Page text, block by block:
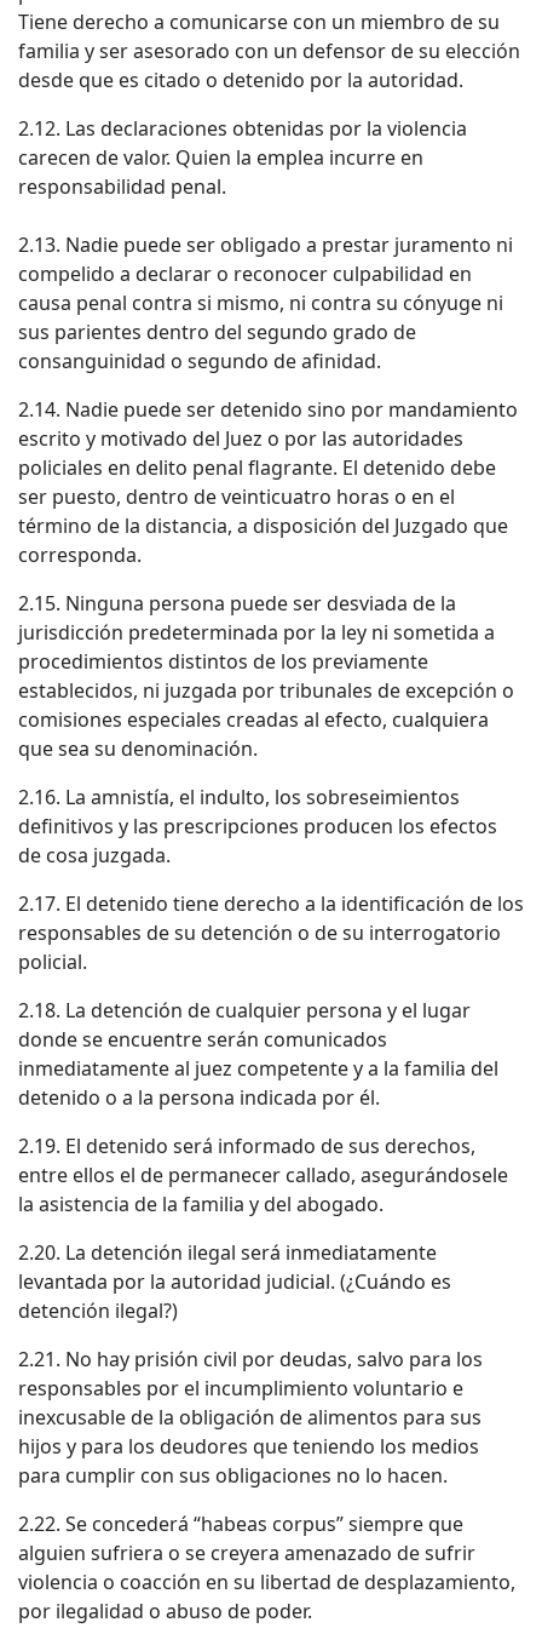
Tiene derecho a comunicarse con un miembro de su
familia y ser asesorado con un defensor de su elección
desde que es citado o detenido por la autoridad.
2.12. Las declaraciones obtenidas por la violencia
carecen de valor. Quien la emplea incurre en
responsabilidad penal.
2.13. Nadie puede ser obligado a prestar juramento ni
compelido a declarar o reconocer culpabilidad en
causa penal contra si mismo, ni contra su cónyuge ni
sus parientes dentro del segundo grado de
consanguinidad o segundo de afinidad.
2.14. Nadie puede ser detenido sino por mandamiento
escrito y motivado del Juez o por las autoridades
policiales en delito penal flagrante. El detenido debe
ser puesto, dentro de veinticuatro horas o en el
término de la distancia, a disposición del Juzgado que
corresponda.
2.15. Ninguna persona puede ser desviada de la
jurisdicción predeterminada por la ley ni sometida a
procedimientos distintos de los previamente
establecidos, ni juzgada por tribunales de excepción o
comisiones especiales creadas al efecto, cualquiera
que sea su denominación.
2.16. La amnistía, el indulto, los sobreseimientos
definitivos y las prescripciones producen los efectos
de cosa juzgada.
2.17. El detenido tiene derecho a la identificación de los
responsables de su detención o de su interrogatorio
policial.
2.18. La detención de cualquier persona y el lugar
donde se encuentre serán comunicados
inmediatamente al juez competente y a la familia del
detenido o a la persona indicada por él.
2.19. El detenido será informado de sus derechos,
entre ellos el de permanecer callado, asegurándosele
la asistencia de la familia y del abogado.
2.20. La detención ilegal será inmediatamente
levantada por la autoridad judicial. (¿Cuándo es
detención ilegal?)
2.21. No hay prisión civil por deudas, salvo para los
responsables por el incumplimiento voluntario e
inexcusable de la obligación de alimentos para sus
hijos y para los deudores que teniendo los medios
para cumplir con sus obligaciones no lo hacen.
2.22. Se concederá “habeas corpus” siempre que
alguien sufriera o se creyera amenazado de sufrir
violencia o coacción en su libertad de desplazamiento,
por ilegalidad o abuso de poder.